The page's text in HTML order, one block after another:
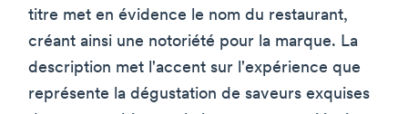
titre met en évidence le nom du restaurant,
créant ainsi une notoriété pour la marque. La
description met l'accent sur l'expérience que
représente la dégustation de saveurs exquises